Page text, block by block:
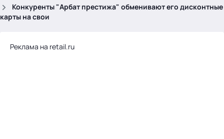
Конкуренты "Арбат престижа" обменивают его дисконтные
карты на свои
Реклама на retail.ru